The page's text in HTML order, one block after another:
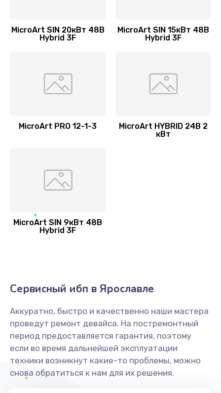
MicroArt SIN 20кВт 48В
Hybrid 3F
MicroArt SIN 15кВт 48В
Hybrid 3F
MicroArt PRO 12-1-3
MicroArt HYBRID 24В 2
кВт
MicroArt SIN 9кВт 48В
Hybrid 3F
Сервисный ибп в Ярославле
Аккуратно, быстро и качественно наши мастера
проведут ремонт девайса. На постремонтный
период предоставляется гарантия, поэтому
если во время дальнейшей эксплуатации
техники возникнут какие-то проблемы, можно
снова обратиться к нам для их решения.